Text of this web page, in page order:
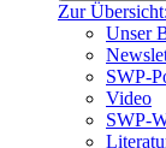
Zur
Unser
SWP-
Video
SWP-